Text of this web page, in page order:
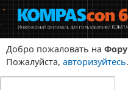
Добро пожаловать на
Пожалуйста, авторизуйтесь.